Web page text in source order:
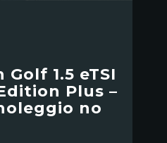
1.5 eTSI
Edition Plus –
no